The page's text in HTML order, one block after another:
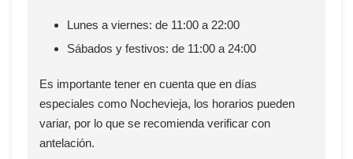
Lunes a viernes: de 11:00 a 22:00
Sábados y festivos: de 11:00 a 24:00
Es importante tener en cuenta que en días
especiales como Nochevieja, los horarios pueden
variar, por lo que se recomienda verificar con
antelación.